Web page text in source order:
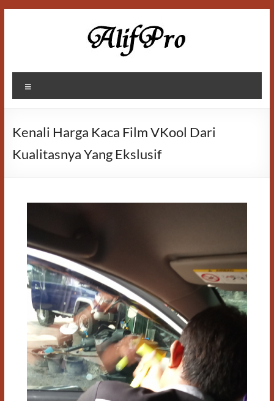
Alif
Properti
Kenali Harga Kaca Film VKool Dari
Kualitasnya Yang Ekslusif